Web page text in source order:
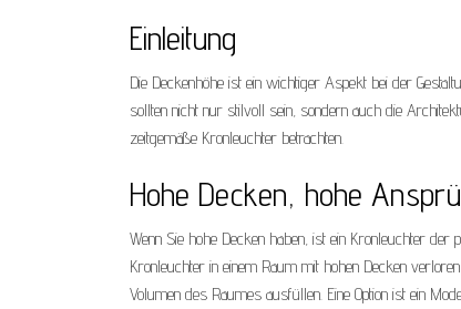
Einleitung
Die Deckenhöhe ist ein wichtiger Aspekt bei der
sollten nicht nur stilvoll sein, sondern auch die
zeitgemäße Kronleuchter betrachten.
Hohe Decken, hohe
Wenn Sie hohe Decken haben, ist ein Kronleuchter
Kronleuchter in einem Raum mit hohen Decken
Volumen des Raumes ausfüllen. Eine Option ist ein